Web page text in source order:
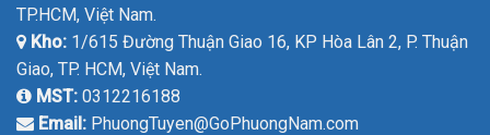
TP.HCM, Việt Nam.
Kho: 1/615 Đường Thuận Giao 16, KP Hòa Lân 2, P. Thuận
Giao, TP. HCM, Việt Nam.
MST: 0312216188
Email: PhuongTuyen@GoPhuongNam.com